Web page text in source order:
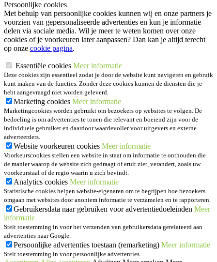
Persoonlijke cookies
Met behulp van persoonlijke cookies kunnen wij en onze partners je
voorzien van gepersonaliseerde advertenties en kun je informatie
delen via sociale media. Wil je meer te weten komen over onze
cookies of je voorkeuren later aanpassen? Dan kan je altijd terecht
op onze cookie pagina.
Essentiële cookies Meer informatie
Deze cookies zijn essentieel zodat je door de website kunt navigeren en gebruik
kunt maken van de functies. Zonder deze cookies kunnen de diensten die je
hebt aangevraagd niet worden geleverd.
Marketing cookies Meer informatie
Marketingcookies worden gebruikt om bezoekers op websites te volgen. De
bedoeling is om advertenties te tonen die relevant en boeiend zijn voor de
individuele gebruiker en daardoor waardevoller voor uitgevers en externe
adverteerders.
Website voorkeuren cookies Meer informatie
Voorkeurscookies stellen een website in staat om informatie te onthouden die
de manier waarop de website zich gedraagt of eruit ziet, verandert, zoals uw
voorkeurstaal of de regio waarin u zich bevindt.
Analytics cookies Meer informatie
Statistische cookies helpen website-eigenaren om te begrijpen hoe bezoekers
omgaan met websites door anoniem informatie te verzamelen en te rapporteren.
Gebruikersdata naar gebruiken voor advertentiedoeleinden Meer
informatie
Stelt toestemming in voor het verzenden van gebruikersdata gerelateerd aan
advertenties naar Google.
Persoonlijke advertenties toestaan (remarketing) Meer informatie
Stelt toestemming in voor persoonlijke advertenties.